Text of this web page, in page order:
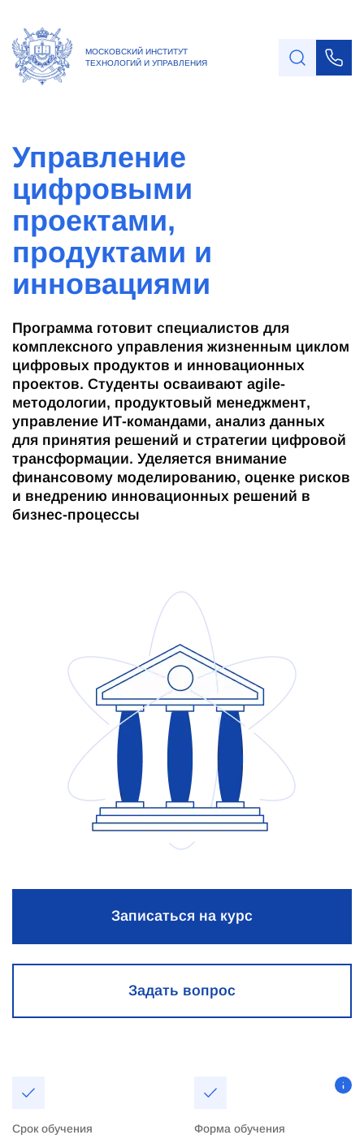
МОСКОВСКИЙ ИНСТИТУТ
ТЕХНОЛОГИЙ И УПРАВЛЕНИЯ
Управление
цифровыми
проектами,
продуктами и
инновациями
Программа готовит специалистов для
комплексного управления жизненным циклом
цифровых продуктов и инновационных
проектов. Студенты осваивают agile-
методологии, продуктовый менеджмент,
управление ИТ-командами, анализ данных
для принятия решений и стратегии цифровой
трансформации. Уделяется внимание
финансовому моделированию, оценке рисков
и внедрению инновационных решений в
бизнес-процессы
Записаться на курс
Задать вопрос
Срок обучения Форма обучения